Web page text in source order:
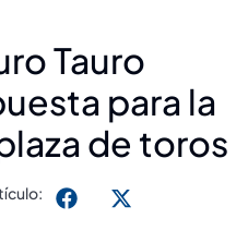
Tauro
para la
de toros